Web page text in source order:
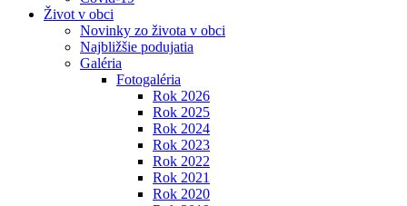
Život v obci
Novinky zo života v obci
Najbližšie podujatia
Galéria
Fotogaléria
Rok 2026
Rok 2025
Rok 2024
Rok 2023
Rok 2022
Rok 2021
Rok 2020